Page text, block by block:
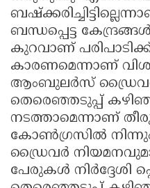
ബന്ധപ്പെട്ട
കുറവാണ്
കാരണമെന്നാണ്
ആംബുലർസ് ഡ്രൈവർ
തെരെഞ്ഞടുപ്പ്
നടത്താമെന്നാണ്
കോൺഗ്രസിൽ
ഡ്രൈവർ
പേരുകൾ നിർദ്ദേശി